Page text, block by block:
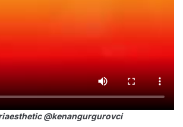
@kenangurgurovci